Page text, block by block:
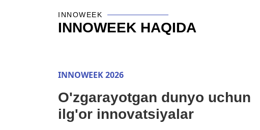
INNOWEEK
INNOWEEK HAQIDA
INNOWEEK 2026
O'zgarayotgan dunyo uchun
ilg'or innovatsiyalar